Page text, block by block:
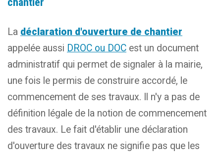
La déclaration d'ouverture de chantier
appelée aussi DROC ou DOC est un document
administratif qui permet de signaler à la mairie,
une fois le permis de construire accordé, le
commencement de ses travaux. Il n'y a pas de
définition légale de la notion de commencement
des travaux. Le fait d'établir une déclaration
d'ouverture des travaux ne signifie pas que les